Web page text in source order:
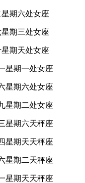
期六处女座
期三处女座
期天处女座
星期一处女座
星期六处女座
星期二处女座
星期六天秤座
星期天天秤座
星期二天秤座
星期天天秤座